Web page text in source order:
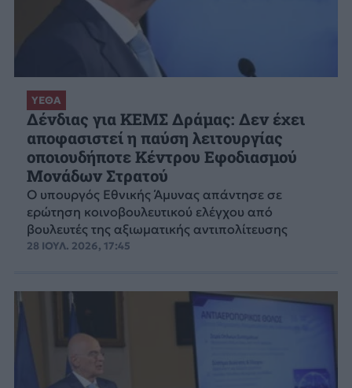
ΥΕΘΑ
Δένδιας για ΚΕΜΣ Δράμας: Δεν έχει
αποφασιστεί η παύση λειτουργίας
οποιουδήποτε Κέντρου Εφοδιασμού
Μονάδων Στρατού
Ο υπουργός Εθνικής Άμυνας απάντησε σε
ερώτηση κοινοβουλευτικού ελέγχου από
βουλευτές της αξιωματικής αντιπολίτευσης
28 ΙΟΥΛ. 2026, 17:45